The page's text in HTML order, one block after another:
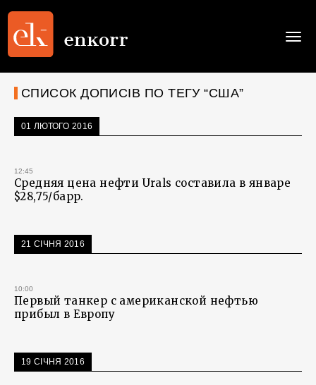
СПИСОК ДОПИСІВ ПО ТЕГУ “США”
01 ЛЮТОГО 2016
12:45
Средняя цена нефти Urals составила в январе
$28,75/барр.
21 СІЧНЯ 2016
10:00
Первый танкер с американской нефтью
прибыл в Европу
19 СІЧНЯ 2016